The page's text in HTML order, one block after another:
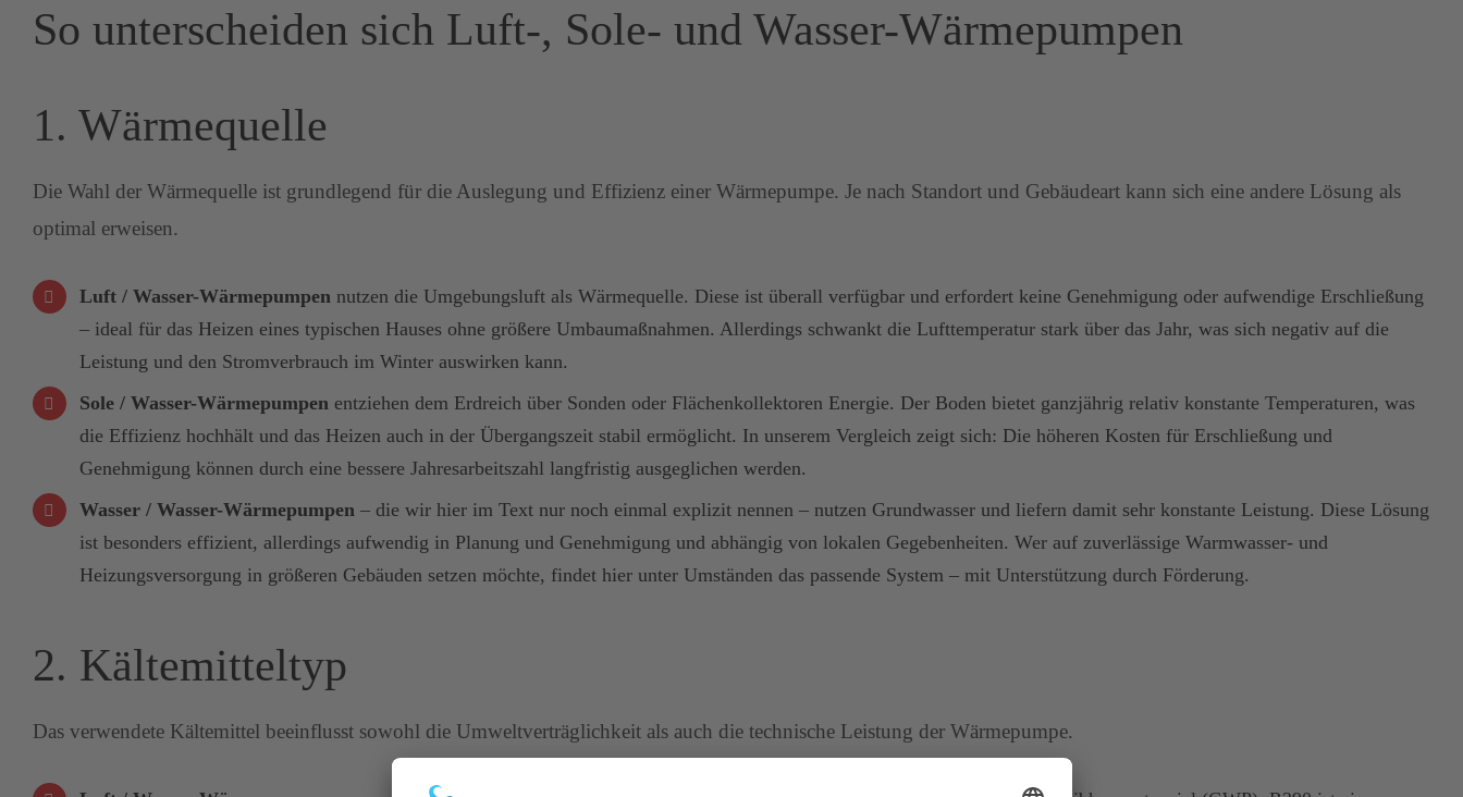
So unterscheiden sich Luft-, Sole- und Wasser-Wärmepumpen
1. Wärmequelle
Die Wahl der Wärmequelle ist grundlegend für die Auslegung und Effizienz einer Wärmepumpe. Je nach Standort und Gebäudeart kann sich eine andere Lösung als
optimal erweisen.
Luft / Wasser-Wärmepumpen nutzen die Umgebungsluft als Wärmequelle. Diese ist überall verfügbar und erfordert keine Genehmigung oder aufwendige Erschließung
– ideal für das Heizen eines typischen Hauses ohne größere Umbaumaßnahmen. Allerdings schwankt die Lufttemperatur stark über das Jahr, was sich negativ auf die
Leistung und den Stromverbrauch im Winter auswirken kann.
Sole / Wasser-Wärmepumpen entziehen dem Erdreich über Sonden oder Flächenkollektoren Energie. Der Boden bietet ganzjährig relativ konstante Temperaturen, was
die Effizienz hochhält und das Heizen auch in der Übergangszeit stabil ermöglicht. In unserem Vergleich zeigt sich: Die höheren Kosten für Erschließung und
Genehmigung können durch eine bessere Jahresarbeitszahl langfristig ausgeglichen werden.
Wasser / Wasser-Wärmepumpen – die wir hier im Text nur noch einmal explizit nennen – nutzen Grundwasser und liefern damit sehr konstante Leistung. Diese Lösung
ist besonders effizient, allerdings aufwendig in Planung und Genehmigung und abhängig von lokalen Gegebenheiten. Wer auf zuverlässige Warmwasser- und
Heizungsversorgung in größeren Gebäuden setzen möchte, findet hier unter Umständen das passende System – mit Unterstützung durch Förderung.
2. Kältemitteltyp
Das verwendete Kältemittel beeinflusst sowohl die Umweltverträglichkeit als auch die technische Leistung der Wärmepumpe.